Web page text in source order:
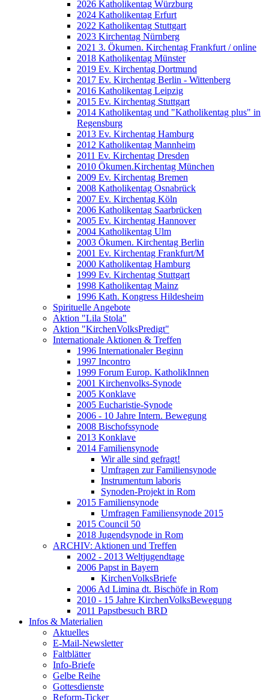
2026 Katholikentag Würzburg
2024 Katholikentag Erfurt
2022 Katholikentag Stuttgart
2023 Kirchentag Nürnberg
2021 3. Ökumen. Kirchentag Frankfurt / online
2018 Katholikentag Münster
2019 Ev. Kirchentag Dortmund
2017 Ev. Kirchentag Berlin - Wittenberg
2016 Katholikentag Leipzig
2015 Ev. Kirchentag Stuttgart
2014 Katholikentag und "Katholikentag plus" in
Regensburg
2013 Ev. Kirchentag Hamburg
2012 Katholikentag Mannheim
2011 Ev. Kirchentag Dresden
2010 Ökumen.Kirchentag München
2009 Ev. Kirchentag Bremen
2008 Katholikentag Osnabrück
2007 Ev. Kirchentag Köln
2006 Katholikentag Saarbrücken
2005 Ev. Kirchentag Hannover
2004 Katholikentag Ulm
2003 Ökumen. Kirchentag Berlin
2001 Ev. Kirchentag Frankfurt/M
2000 Katholikentag Hamburg
1999 Ev. Kirchentag Stuttgart
1998 Katholikentag Mainz
1996 Kath. Kongress Hildesheim
Spirituelle Angebote
Aktion "Lila Stola"
Aktion "KirchenVolksPredigt"
Internationale Aktionen & Treffen
1996 Internationaler Beginn
1997 Incontro
1999 Forum Europ. KatholikInnen
2001 Kirchenvolks-Synode
2005 Konklave
2005 Eucharistie-Synode
2006 - 10 Jahre Intern. Bewegung
2008 Bischofssynode
2013 Konklave
2014 Familiensynode
Wir alle sind gefragt!
Umfragen zur Familiensynode
Instrumentum laboris
Synoden-Projekt in Rom
2015 Familiensynode
Umfragen Familiensynode 2015
2015 Council 50
2018 Jugendsynode in Rom
ARCHIV: Aktionen und Treffen
2002 - 2013 Weltjugendtage
2006 Papst in Bayern
KirchenVolksBriefe
2006 Ad Limina dt. Bischöfe in Rom
2010 - 15 Jahre KirchenVolksBewegung
2011 Papstbesuch BRD
Infos & Materialien
Aktuelles
E-Mail-Newsletter
Faltblätter
Info-Briefe
Gelbe Reihe
Gottesdienste
Reform-Ticker